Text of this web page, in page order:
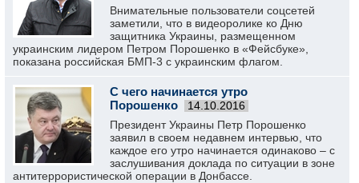
Внимательные пользователи соцсетей
заметили, что в видеоролике ко Дню
защитника Украины, размещенном
украинским лидером Петром Порошенко в «Фейсбуке»,
показана российская БМП-3 с украинским флагом.
С чего начинается утро
Порошенко
14.10.2016
Президент Украины Петр Порошенко
заявил в своем недавнем интервью, что
каждое его утро начинается одинаково – с
заслушивания доклада по ситуации в зоне
антитеррористической операции в Донбассе.